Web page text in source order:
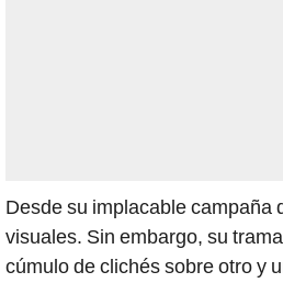
Desde su implacable campaña
visuales. Sin embargo, su
cúmulo de clichés sobre otro y